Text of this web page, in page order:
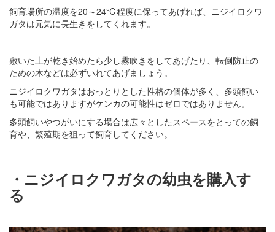
飼育場所の温度を20～24℃程度に保ってあげれば、ニジイロクワ
ガタは元気に長生きをしてくれます。
敷いた土が乾き始めたら少し霧吹きをしてあげたり、転倒防止の
ための木などは必ずいれてあげましょう。
ニジイロクワガタはおっとりとした性格の個体が多く、多頭飼い
も可能ではありますがケンカの可能性はゼロではありません。
多頭飼いやつがいにする場合は広々としたスペースをとっての飼
育や、繁殖期を狙って飼育してください。
・ニジイロクワガタの幼虫を購入す
る